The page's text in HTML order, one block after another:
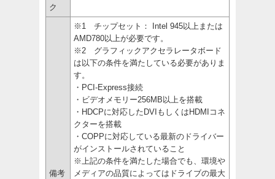
ク
備考
※1 チップセット： Intel 945以上または
AMD780以上が必要です。
※2 グラフィックアクセラレータボード
は以下の条件を満たしている必要がありま
す。
・PCI-Express接続
・ビデオメモリー256MB以上を搭載
・HDCPに対応したDVIもしくはHDMIコネ
クターを搭載
・COPPに対応している最新のドライバー
がインストールされていること
※上記の条件を満たした場合でも、環境や
メディアの品質によってはドライブの最大